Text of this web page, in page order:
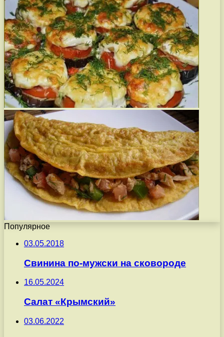
Популярное
03.05.2018
Свинина по-мужски на сковороде
16.05.2024
Салат «Крымский»
03.06.2022